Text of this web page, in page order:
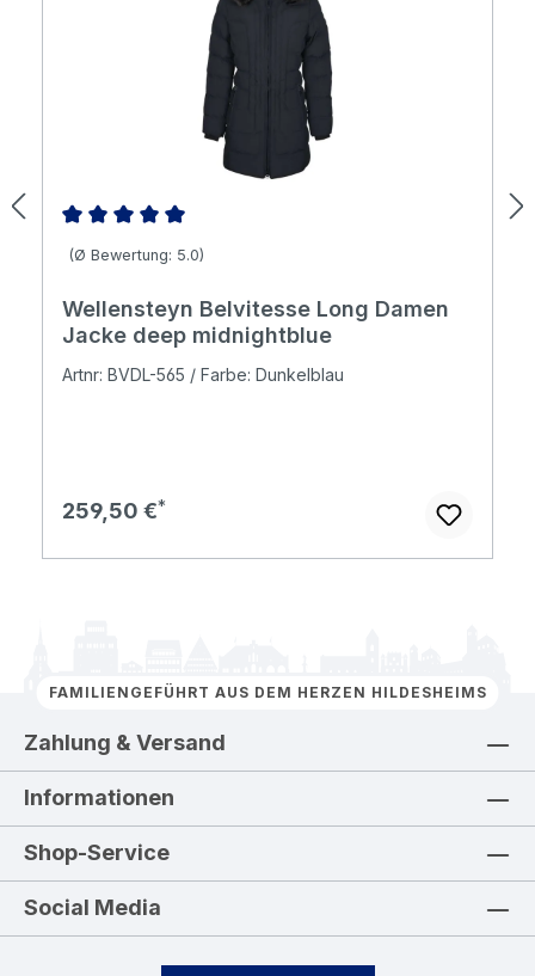
Durchschnittliche Bewertung von 5 von 5 Sternen
(Ø Bewertung: 5.0)
Wellensteyn Belvitesse Long Damen
Jacke deep midnightblue
Artnr: BVDL-565 / Farbe: Dunkelblau
Regulärer Preis:
259,50 €
FAMILIENGEFÜHRT AUS DEM HERZEN HILDESHEIMS
Zahlung & Versand
Informationen
Shop-Service
Social Media